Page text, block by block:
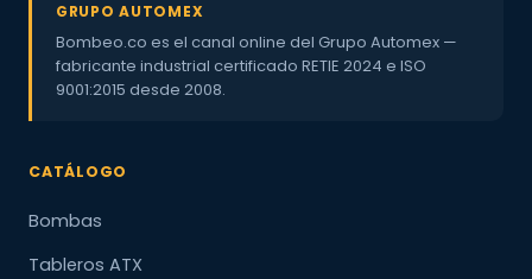
GRUPO AUTOMEX
Bombeo.co es el canal online del Grupo Automex —
fabricante industrial certificado RETIE 2024 e ISO
9001:2015 desde 2008.
CATÁLOGO
Bombas
Tableros ATX